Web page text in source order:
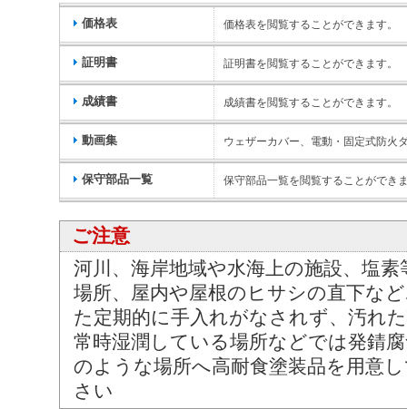
価格表を閲覧することができます。
価格表
証明書を閲覧することができます。
証明書
成績書を閲覧することができます。
成績書
ウェザーカバー、電動・固定式防火
動画集
保守部品一覧を閲覧することができ
保守部品一覧
ご注意
河川、海岸地域や水海上の施設、塩
場所、屋内や屋根のヒサシの直下な
た定期的に手入れがなされず、汚れ
常時湿潤している場所などでは発錆
のような場所へ高耐食塗装品を用意
さい